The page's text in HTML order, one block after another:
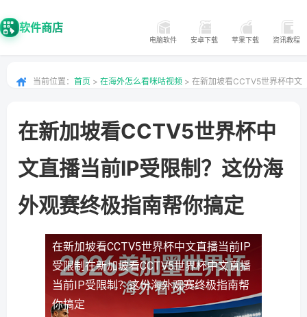
软件商店
电脑软件 安卓下载 苹果下载 资讯教程
当前位置： 首页 > 在海外怎么看咪咕视频 > 在新加坡看CCTV5世界杯中文
在新加坡看CCTV5世界杯中
文直播当前IP受限制？这份海
外观赛终极指南帮你搞定
在新加坡看CCTV5世界杯中文直播当前IP
受限制在新加坡看CCTV5世界杯中文直播
当前IP受限制？这份海外观赛终极指南帮
你搞定